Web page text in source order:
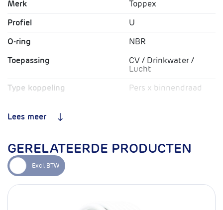
Merk
Toppex
Profiel
U
O-ring
NBR
Toepassing
CV / Drinkwater /
Lucht
Type koppeling
Pers x binnendraad
Garantie
10 jaar
Levensduur bij normaal
gebruik
mm
Lees meer
GERELATEERDE PRODUCTEN